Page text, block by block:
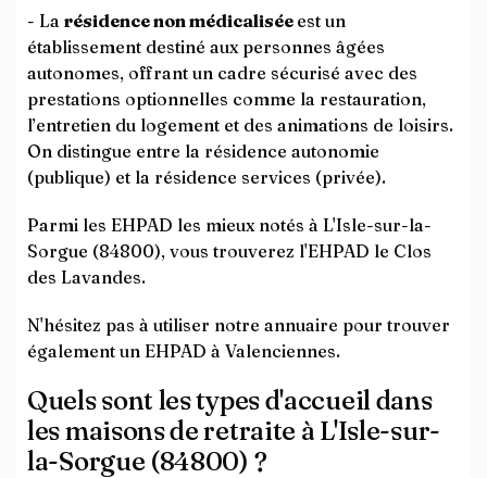
- La résidence non médicalisée est un
établissement destiné aux personnes âgées
autonomes, offrant un cadre sécurisé avec des
prestations optionnelles comme la restauration,
l’entretien du logement et des animations de loisirs.
On distingue entre la résidence autonomie
(publique) et la résidence services (privée).
Parmi les EHPAD les mieux notés à L'Isle-sur-la-
Sorgue (84800), vous trouverez l'EHPAD le Clos
des Lavandes.
N'hésitez pas à utiliser notre annuaire pour trouver
également un EHPAD à Valenciennes.
Quels sont les types d'accueil dans
les maisons de retraite à L'Isle-sur-
la-Sorgue (84800) ?